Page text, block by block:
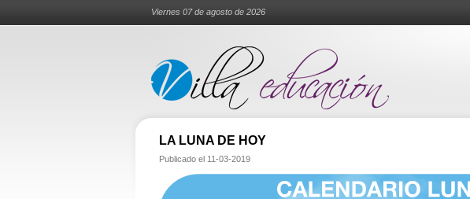
Viernes 07 de agosto de 2026
LA LUNA DE HOY
Publicado el 11-03-2019